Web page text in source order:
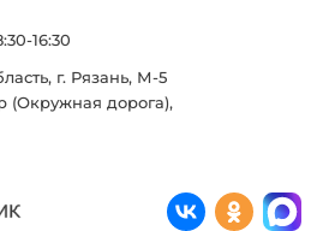
16:30
г. Рязань, М-5
(Окружная дорога),